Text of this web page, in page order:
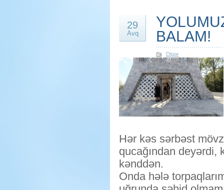
29
Avq
BALAM!
Digər
Hər kəs sərbəst
qucağından deyərdi,
kənddən.
Onda hələ